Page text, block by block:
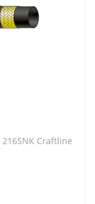
216SNK Craftline